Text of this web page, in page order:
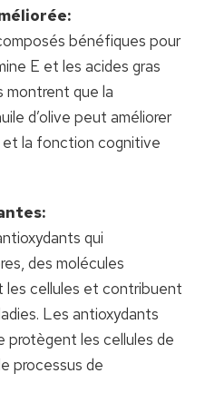
bénéfiques pour
E et les acides gras
montrent que la
d’olive peut améliorer
et la fonction cognitive
qui
des molécules
les cellules et contribuent
Les antioxydants
protègent les cellules de
processus de